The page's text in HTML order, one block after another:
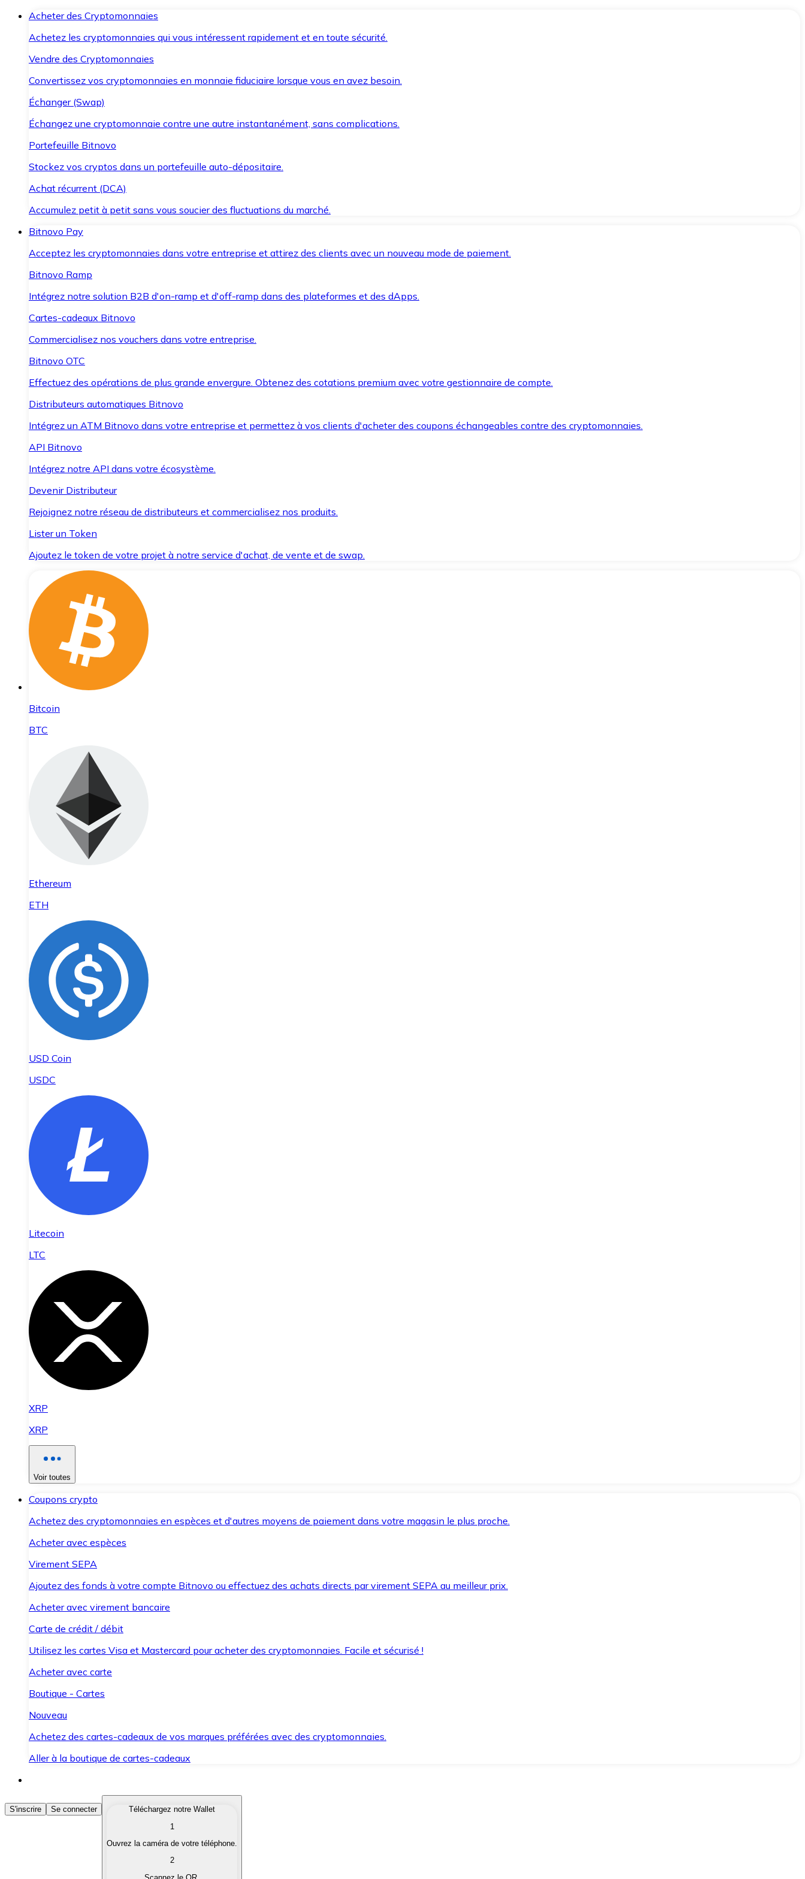
Acheter des Cryptomonnaies
Achetez les cryptomonnaies qui vous intéressent rapidement et en toute sécurité.
Vendre des Cryptomonnaies
Convertissez vos cryptomonnaies en monnaie fiduciaire lorsque vous en avez besoin.
Échanger (Swap)
Échangez une cryptomonnaie contre une autre instantanément, sans complications.
Portefeuille Bitnovo
Stockez vos cryptos dans un portefeuille auto-dépositaire.
Achat récurrent (DCA)
Accumulez petit à petit sans vous soucier des fluctuations du marché.
Bitnovo Pay
Acceptez les cryptomonnaies dans votre entreprise et attirez des clients avec un nouveau mode de paiement.
Bitnovo Ramp
Intégrez notre solution B2B d'on-ramp et d'off-ramp dans des plateformes et des dApps.
Cartes-cadeaux Bitnovo
Commercialisez nos vouchers dans votre entreprise.
Bitnovo OTC
Effectuez des opérations de plus grande envergure. Obtenez des cotations premium avec votre gestionnaire de compte.
Distributeurs automatiques Bitnovo
Intégrez un ATM Bitnovo dans votre entreprise et permettez à vos clients d'acheter des coupons échangeables contre des cryptomonnaies.
API Bitnovo
Intégrez notre API dans votre écosystème.
Devenir Distributeur
Rejoignez notre réseau de distributeurs et commercialisez nos produits.
Lister un Token
Ajoutez le token de votre projet à notre service d'achat, de vente et de swap.
Bitcoin
BTC
Ethereum
ETH
USD Coin
USDC
Litecoin
LTC
XRP
XRP
Voir toutes
Coupons crypto
Achetez des cryptomonnaies en espèces et d'autres moyens de paiement dans votre magasin le plus proche.
Acheter avec espèces
Virement SEPA
Ajoutez des fonds à votre compte Bitnovo ou effectuez des achats directs par virement SEPA au meilleur prix.
Acheter avec virement bancaire
Carte de crédit / débit
Utilisez les cartes Visa et Mastercard pour acheter des cryptomonnaies. Facile et sécurisé !
Acheter avec carte
Boutique - Cartes
Nouveau
Achetez des cartes-cadeaux de vos marques préférées avec des cryptomonnaies.
Aller à la boutique de cartes-cadeaux
Acheter des Cryptomonnaies
Achetez les cryptomonnaies qui vous intéressent rapidement et en toute sécurité.
Convertissez vos cryptomonnaies en monnaie fiduciaire lorsque vous en avez besoin.
S'inscrire Se connecter
Téléchargez notre Wallet
1
Ouvrez la caméra de votre téléphone.
2